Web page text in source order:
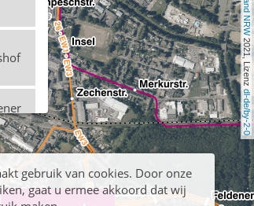
Land NRW
2021, Lizenz
dl-de/by-2-0
gebruik van cookies. Door onze
gaat u ermee akkoord dat wij